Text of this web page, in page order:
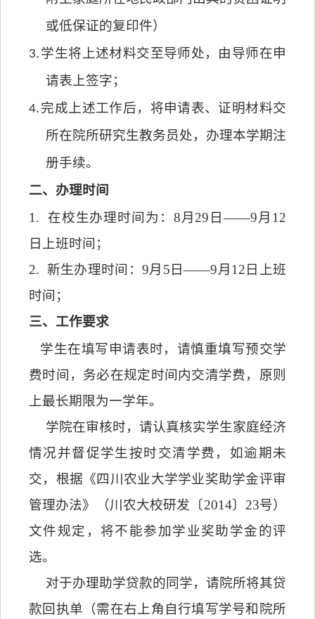
或低保证的复印件）
3. 学生将上述材料交至导师处，由导师在申
请表上签字；
4. 完成上述工作后，将申请表、证明材料交
所在院所研究生教务员处，办理本学期注
册手续。
二、办理时间
1. 在校生办理时间为： 8月 29 日——9月 12
日上班时间；
2. 新生办理时间：9月 5 日——9月 12 日上班
时间；
三、工作要求
学生在填写申请表时，请慎重填写预交学
费时间，务必在规定时间内交清学费，原则
上最长期限为一学年。
学院在审核时，请认真核实学生家庭经济
情况并督促学生按时交清学费，如逾期未
交，根据《四川农业大学学业奖助学金评审
管理办法》（川农大校研发〔 2014〕 23号）
文件规定，将不能参加学业奖助学金的评
选。
对于办理助学贷款的同学，请院所将其贷
款回执单（需在右上角自行填写学号和院所